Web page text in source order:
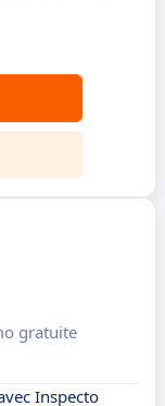
gratuite
Inspecto